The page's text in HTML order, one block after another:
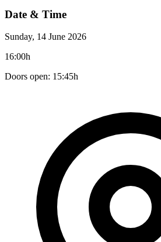
Date & Time
Sunday, 14 June 2026
16:00h
Doors open: 15:45h